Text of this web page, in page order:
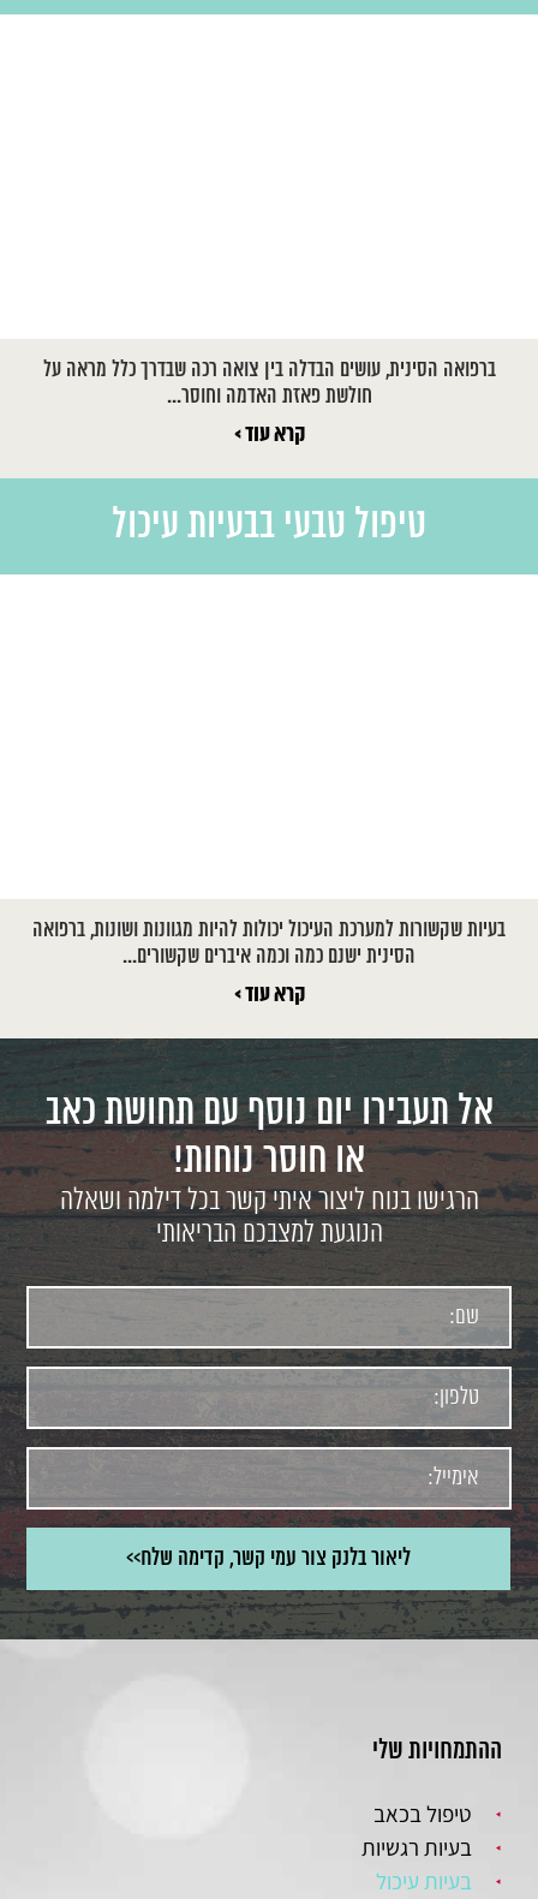
ברפואה הסינית, עושים הבדלה בין צואה רכה שבדרך כלל מראה על
חולשת פאזת האדמה וחוסר...
קרא עוד >
טיפול טבעי בבעיות עיכול
בעיות שקשורות למערכת העיכול יכולות להיות מגוונות ושונות, ברפואה
הסינית ישנם כמה וכמה איברים שקשורים...
קרא עוד >
אל תעבירו יום נוסף עם תחושת כאב
או חוסר נוחות!
הרגישו בנוח ליצור איתי קשר בכל דילמה ושאלה
הנוגעת למצבכם הבריאותי
ההתמחויות שלי
טיפול בכאב
בעיות רגשיות
בעיות עיכול